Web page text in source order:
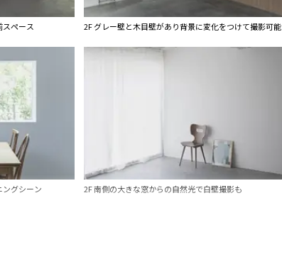
スペース 2F グレー壁と木目壁があり背景に変化をつけて撮影可能
ングシーン 2F 南側の大きな窓からの自然光で白壁撮影も